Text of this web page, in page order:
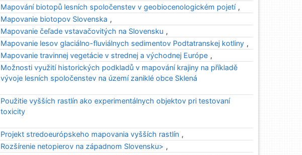
Mapování biotopů lesních spoločenstev v geobiocenologickém pojetí ,
Mapovanie biotopov Slovenska ,
Mapovanie čeľade vstavačovitých na Slovensku ,
Mapovanie lesov glaciálno-fluviálnych sedimentov Podtatranskej kotliny ,
Mapovanie travinnej vegetácie v strednej a východnej Európe ,
Možnosti využití historických podkladů v mapování krajiny na příkladě
vývoje lesních spoločenstev na území zaniklé obce Sklená
Použitie vyšších rastlín ako experimentálnych objektov pri testovaní
toxicity
Projekt stredoeurópskeho mapovania vyšších rastlín ,
Rozšírenie netopierov na západnom Slovensku> ,